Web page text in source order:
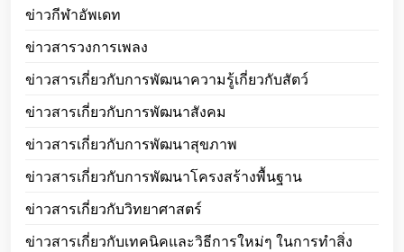
ข่าวกีฬาอัพเดท
ข่าวสารวงการเพลง
ข่าวสารเกี่ยวกับการพัฒนาความรู้เกี่ยวกับสัตว์
ข่าวสารเกี่ยวกับการพัฒนาสังคม
ข่าวสารเกี่ยวกับการพัฒนาสุขภาพ
ข่าวสารเกี่ยวกับการพัฒนาโครงสร้างพื้นฐาน
ข่าวสารเกี่ยวกับวิทยาศาสตร์
ข่าวสารเกี่ยวกับเทคนิคและวิธีการใหม่ๆ ในการทำสิ่ง